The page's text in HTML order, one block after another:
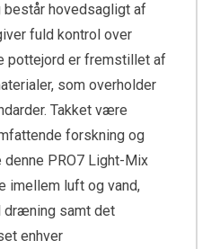
består hovedsagligt af
fuld kontrol over
pottejord er fremstillet af
som overholder
Takket være
forskning og
PRO7 Light-Mix
imellem luft og vand,
dræning samt det
enhver